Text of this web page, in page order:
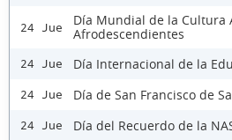
24 Jue
Día Mundial de la Cultura
Afrodescendientes
24 Jue Día Internacional de la
24 Jue Día de San Francisco de
24 Jue Día del Recuerdo de la